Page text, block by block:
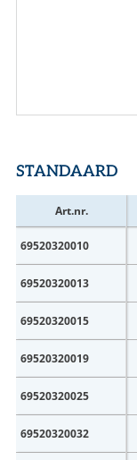
STANDAARD
Art.nr.
69520320010
69520320013
69520320015
69520320019
69520320025
69520320032